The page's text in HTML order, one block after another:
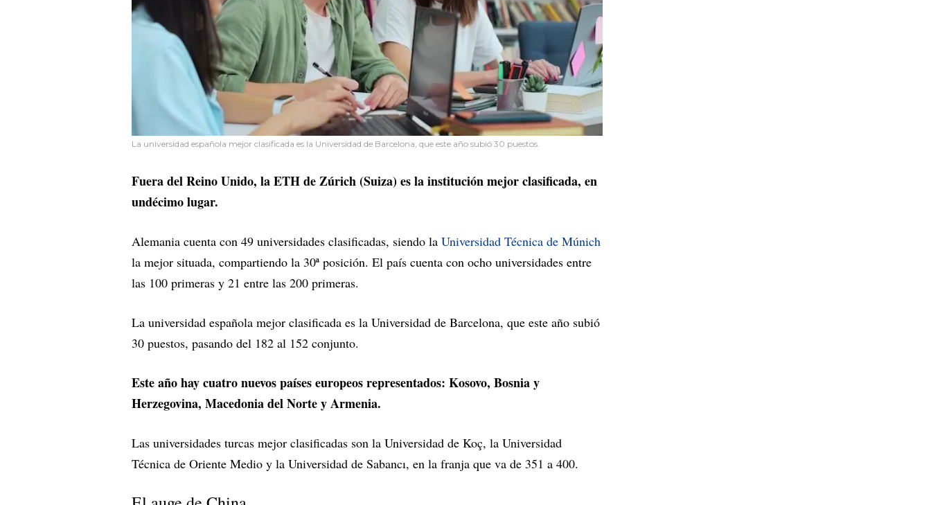
La universidad española mejor clasificada es la Universidad de Barcelona, que este año subió 30 puestos.
Fuera del Reino Unido, la ETH de Zúrich (Suiza) es la institución mejor clasificada, en
undécimo lugar.
Alemania cuenta con 49 universidades clasificadas, siendo la Universidad Técnica de Múnich
la mejor situada, compartiendo la 30ª posición. El país cuenta con ocho universidades entre
las 100 primeras y 21 entre las 200 primeras.
La universidad española mejor clasificada es la Universidad de Barcelona, que este año subió
30 puestos, pasando del 182 al 152 conjunto.
Este año hay cuatro nuevos países europeos representados: Kosovo, Bosnia y
Herzegovina, Macedonia del Norte y Armenia.
Las universidades turcas mejor clasificadas son la Universidad de Koç, la Universidad
Técnica de Oriente Medio y la Universidad de Sabancı, en la franja que va de 351 a 400.